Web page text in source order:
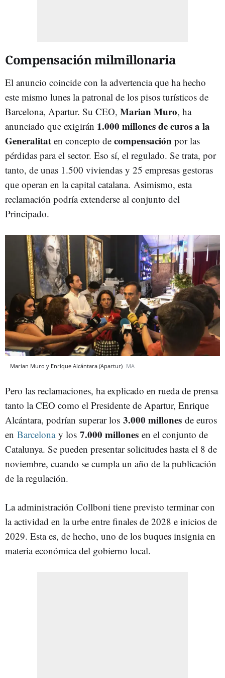
Compensación milmillonaria
El anuncio coincide con la advertencia que ha hecho
este mismo lunes la patronal de los pisos turísticos de
Barcelona, Apartur. Su CEO, Marian Muro, ha
anunciado que exigirán 1.000 millones de euros a la
Generalitat en concepto de compensación por las
pérdidas para el sector. Eso sí, el regulado. Se trata, por
tanto, de unas 1.500 viviendas y 25 empresas gestoras
que operan en la capital catalana. Asimismo, esta
reclamación podría extenderse al conjunto del
Principado.
Marian Muro y Enrique Alcántara (Apartur) MA
Pero las reclamaciones, ha explicado en rueda de prensa
tanto la CEO como el Presidente de Apartur, Enrique
Alcántara, podrían superar los 3.000 millones de euros
en Barcelonay los 7.000 millones en el conjunto de
Catalunya. Se pueden presentar solicitudes hasta el 8 de
noviembre, cuando se cumpla un año de la publicación
de la regulación.
La administración Collboni tiene previsto terminar con
la actividad en la urbe entre finales de 2028 e inicios de
2029. Esta es, de hecho, uno de los buques insignia en
materia económica del gobierno local.